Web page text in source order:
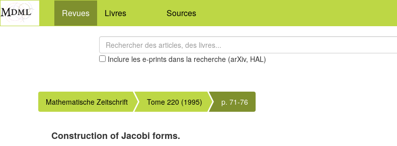
Revues Livres Sources
Inclure les e-prints dans la recherche (arXiv, HAL)
Mathematische Zeitschrift Tome 220 (1995) p. 71-76
Construction of Jacobi forms.